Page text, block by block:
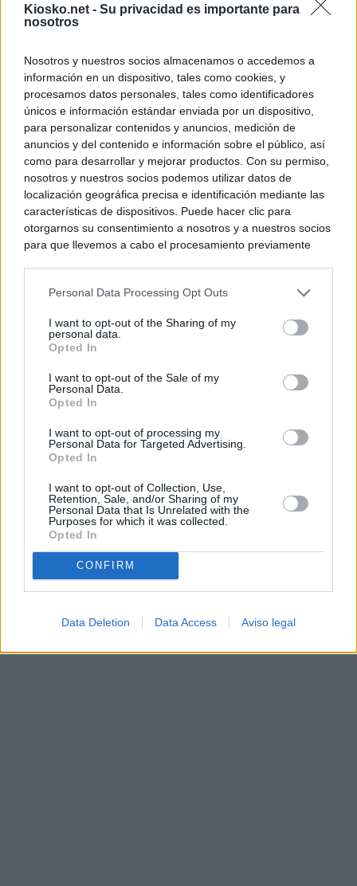
Kiosko.net - Su privacidad es importante para
nosotros
Nosotros y nuestros socios almacenamos o accedemos a
información en un dispositivo, tales como cookies, y
procesamos datos personales, tales como identificadores
únicos e información estándar enviada por un dispositivo,
para personalizar contenidos y anuncios, medición de
anuncios y del contenido e información sobre el público, así
como para desarrollar y mejorar productos. Con su permiso,
nosotros y nuestros socios podemos utilizar datos de
localización geográfica precisa e identificación mediante las
características de dispositivos. Puede hacer clic para
otorgarnos su consentimiento a nosotros y a nuestros socios
para que llevemos a cabo el procesamiento previamente
negar su consentimiento. Tenga en cuenta que algún
de su consentimiento, pero usted tiene el derecho de
rechazar tal procesamiento. Sus preferencias se aplicarán
cualquier momento entrando de nuevo en este sitio web o
visitando nuestra política de privacidad.
Personal Data Processing Opt Outs
I want to opt-out of the Sharing of my
personal data.
Opted In
I want to opt-out of the Sale of my
Personal Data.
Opted In
I want to opt-out of processing my
Personal Data for Targeted Advertising.
Opted In
I want to opt-out of Collection, Use,
Retention, Sale, and/or Sharing of my
Personal Data that Is Unrelated with the
Purposes for which it was collected.
Opted In
CONFIRM
Data Deletion Data Access Aviso legal